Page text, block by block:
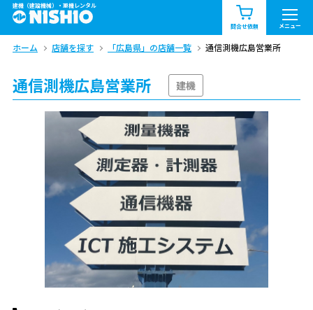
建機（建設機械）・重機レンタル
問合せ依頼 メニュー
商品一覧 お知らせ一覧
問合せ依頼リスト お問合せ
エリア情報を見る
北海道 東北 関東
関西 中国・四国
九州・沖縄（外部）
ホーム 店舗を探す 「広島県」の店舗一覧 通信測機広島営業所
通信測機広島営業所 建機